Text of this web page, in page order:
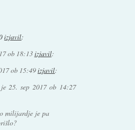
izjavil:
ob 18:13izjavil:
ob 15:49izjavil:
25. sep 2017 ob 14:27
milijardje je pa